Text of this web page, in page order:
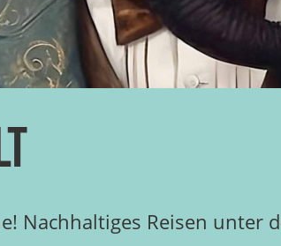
Nachhaltiges Reisen unter